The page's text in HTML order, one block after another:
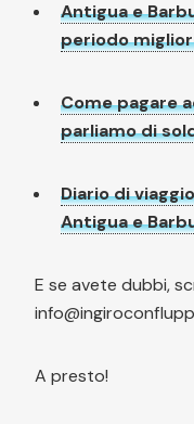
Antigua e
periodo
Come pagare
parliamo di
Diario di
Antigua e
E se avete dubbi,
A presto!